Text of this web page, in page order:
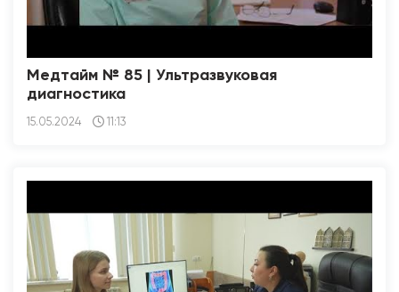
Медтайм № 85 | Ультразвуковая
диагностика
15.05.2024 11:13